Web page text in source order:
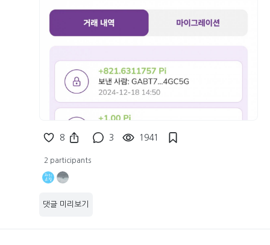
8 3 1941
2 participants
댓글 미리보기